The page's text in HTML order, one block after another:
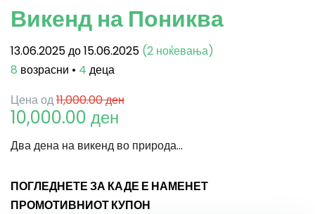
Викенд на Пониква
13.06.2025 до 15.06.2025 (2 ноќевања)
8 возрасни • 4 деца
Цена од11,000.00 ден
10,000.00 ден
Два дена на викенд во природа...
ПОГЛЕДНЕТЕ ЗА КАДЕ Е НАМЕНЕТ
ПРОМОТИВНИОТ КУПОН